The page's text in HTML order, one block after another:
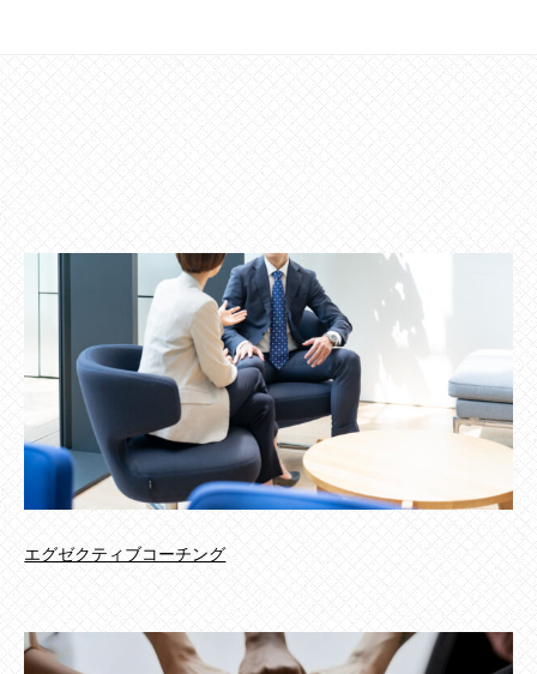
エグゼクティブコーチング